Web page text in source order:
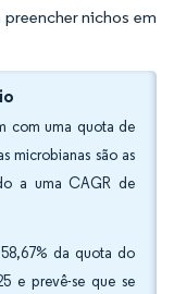
nichos em
com uma quota de
microbianas são as
a uma CAGR de
da quota do
e prevê-se que se